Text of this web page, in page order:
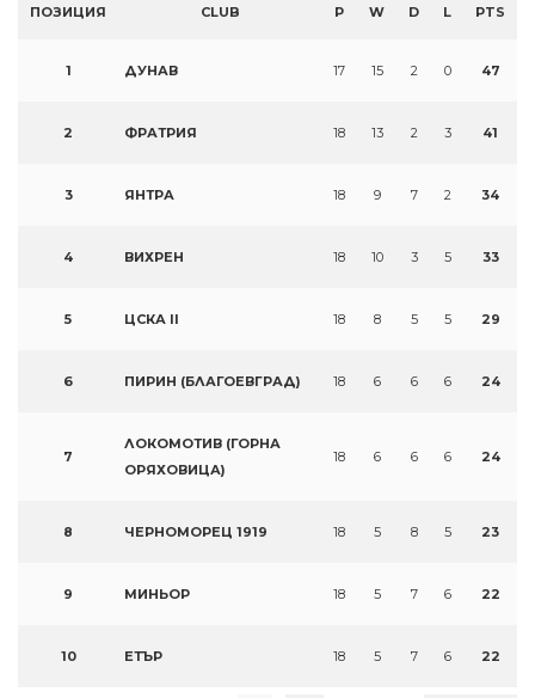
ПОЗИЦИЯ CLUB P W D L PTS
1 ДУНАВ 17 15 2 0 47
2 ФРАТРИЯ 18 13 2 3 41
3 ЯНТРА 18 9 7 2 34
4 ВИХРЕН 18 10 3 5 33
5 ЦСКА II 18 8 5 5 29
6 ПИРИН (БЛАГОЕВГРАД) 18 6 6 6 24
7
ЛОКОМОТИВ (ГОРНА
ОРЯХОВИЦА)
18 6 6 6 24
8 ЧЕРНОМОРЕЦ 1919 18 5 8 5 23
9 МИНЬОР 18 5 7 6 22
10 ЕТЪР 18 5 7 6 22